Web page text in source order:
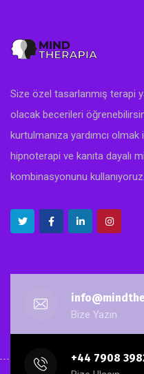
Size özel tasarlanmış terapi
olacak becerileri
kurtulmanıza yardımcı
hipnoterapi ve kanıta dayalı
kombinasyonunu kullanıyoruz.
Bize Yazın
+44 7908